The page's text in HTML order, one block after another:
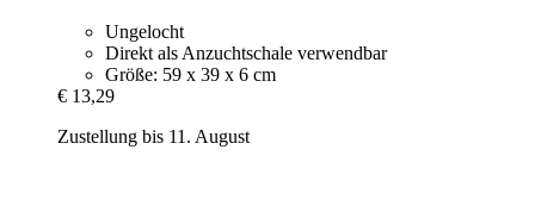
Ungelocht
Direkt als Anzuchtschale verwendbar
Größe: 59 x 39 x 6 cm
€ 13,29
Zustellung bis 11. August